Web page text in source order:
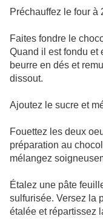
Préchauffez le four à
Faites fondre le
Quand il est fondu et
beurre en dés et
dissout.
Ajoutez le sucre et
Fouettez les deux
préparation au
mélangez
Étalez une pâte
sulfurisée. Versez la
étalée et répartissez